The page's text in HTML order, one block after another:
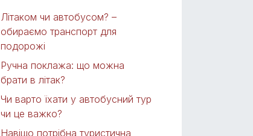
Літаком чи автобусом? –
обираємо транспорт для
подорожі
Ручна поклажа: що можна
брати в літак?
Чи варто їхати у автобусний тур
чи це важко?
Навіщо потрібна туристична